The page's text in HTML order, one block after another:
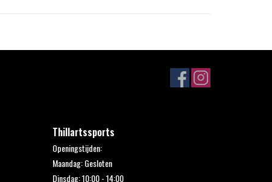
Thillartssports
Openingstijden:
Maandag: Gesloten
Dinsdag: 10:00 - 14:00